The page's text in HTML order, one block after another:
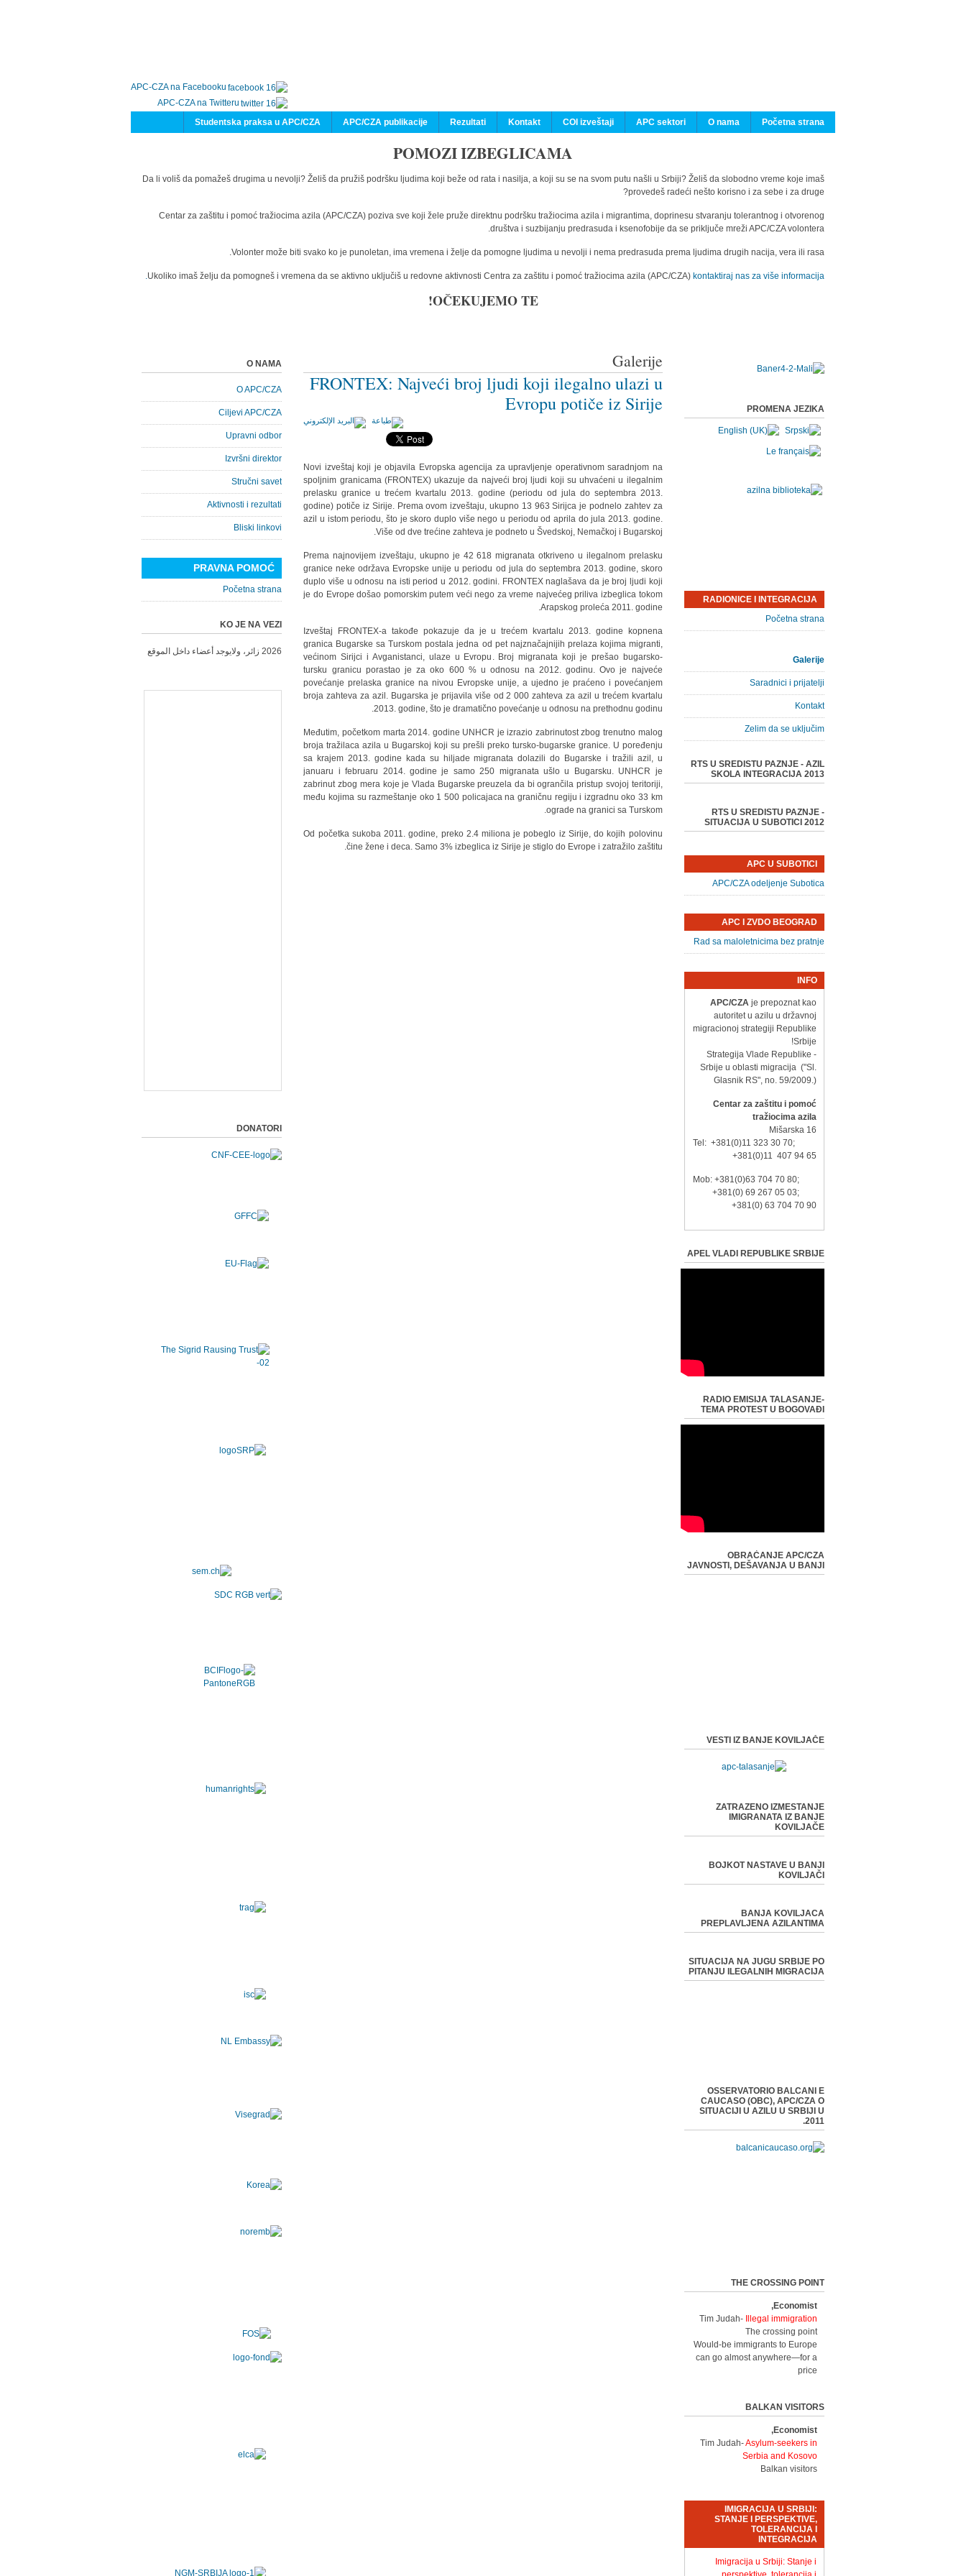
APC-CZA na Facebooku
APC-CZA na Twitteru
Početna strana
O nama
APC sektori
COI izveštaji
Kontakt
Rezultati
APC/CZA publikacije
Studentska praksa u APC/CZA
POMOZI IZBEGLICAMA
Da li voliš da pomažeš drugima u nevolji? Želiš da pružiš podršku ljudima koji beže od rata i nasilja, a koji su se na svom putu našli u Srbiji? Želiš da slobodno vreme koje imaš
provedeš radeći nešto korisno i za sebe i za druge?
Centar za zaštitu i pomoć tražiocima azila (APC/CZA) poziva sve koji žele pruže direktnu podršku tražiocima azila i migrantima, doprinesu stvaranju tolerantnog i otvorenog
društva i suzbijanju predrasuda i ksenofobije da se priključe mreži APC/CZA volontera.
Volonter može biti svako ko je punoletan, ima vremena i želje da pomogne ljudima u nevolji i nema predrasuda prema ljudima drugih nacija, vera ili rasa.
Ukoliko imaš želju da pomogneš i vremena da se aktivno uključiš u redovne aktivnosti Centra za zaštitu i pomoć tražiocima azila (APC/CZA) kontaktiraj nas za više informacija.
OČEKUJEMO TE!
Galerije
FRONTEX: Najveći broj ljudi koji ilegalno ulazi u
Evropu potiče iz Sirije
Novi izveštaj koji je objavila Evropska agencija za upravljenje operativnom saradnjom na
spoljnim granicama (FRONTEX) ukazuje da najveći broj ljudi koji su uhvaćeni u ilegalnim
prelasku granice u trećem kvartalu 2013. godine (periodu od jula do septembra 2013.
godine) potiče iz Sirije. Prema ovom izveštaju, ukupno 13 963 Sirijca je podnelo zahtev za
azil u istom periodu, što je skoro duplo više nego u periodu od aprila do jula 2013. godine.
Više od dve trećine zahteva je podneto u Švedskoj, Nemačkoj i Bugarskoj.
Prema najnovijem izveštaju, ukupno je 42 618 migranata otkriveno u ilegalnom prelasku
granice neke održava Evropske unije u periodu od jula do septembra 2013. godine, skoro
duplo više u odnosu na isti period u 2012. godini. FRONTEX naglašava da je broj ljudi koji
je do Evrope došao pomorskim putem veći nego za vreme najvećeg priliva izbeglica tokom
Arapskog proleća 2011. godine.
Izveštaj FRONTEX-a takođe pokazuje da je u trećem kvartalu 2013. godine kopnena
granica Bugarske sa Turskom postala jedna od pet najznačajnijih prelaza kojima migranti,
većinom Sirijci i Avganistanci, ulaze u Evropu. Broj migranata koji je prešao bugarsko-
tursku granicu porastao je za oko 600 % u odnosu na 2012. godinu. Ovo je najveće
povećanje prelaska granice na nivou Evropske unije, a ujedno je praćeno i povećanjem
broja zahteva za azil. Bugarska je prijavila više od 2 000 zahteva za azil u trećem kvartalu
2013. godine, što je dramatično povećanje u odnosu na prethodnu godinu.
Međutim, početkom marta 2014. godine UNHCR je izrazio zabrinutost zbog trenutno malog
broja tražilaca azila u Bugarskoj koji su prešli preko tursko-bugarske granice. U poređenju
sa krajem 2013. godine kada su hiljade migranata dolazili do Bugarske i tražili azil, u
januaru i februaru 2014. godine je samo 250 migranata ušlo u Bugarsku. UNHCR je
zabrinut zbog mera koje je Vlada Bugarske preuzela da bi ogrančila pristup svojoj teritoriji,
među kojima su razmeštanje oko 1 500 policajaca na graničnu regiju i izgradnu oko 33 km
ograde na granici sa Turskom.
Od početka sukoba 2011. godine, preko 2.4 miliona je pobeglo iz Sirije, do kojih polovinu
čine žene i deca. Samo 3% izbeglica iz Sirije je stiglo do Evrope i zatražilo zaštitu.
O NAMA
O APC/CZA
Ciljevi APC/CZA
Upravni odbor
Izvršni direktor
Stručni savet
Aktivnosti i rezultati
Bliski linkovi
PRAVNA POMOĆ
Početna strana
KO JE NA VEZI
2026 زائر، ولايوجد أعضاء داخل الموقع
DONATORI
PROMENA JEZIKA
RADIONICE I INTEGRACIJA
Početna strana
Galerije
Saradnici i prijatelji
Kontakt
Zelim da se uključim
RTS U SREDISTU PAZNJE - AZIL
SKOLA INTEGRACIJA 2013
RTS U SREDISTU PAZNJE -
SITUACIJA U SUBOTICI 2012
APC U SUBOTICI
APC/CZA odeljenje Subotica
APC I ZVDO BEOGRAD
Rad sa maloletnicima bez pratnje
INFO
APC/CZA je prepoznat kao
autoritet u azilu u državnoj
migracionoj strategiji Republike
Srbije!
- Strategija Vlade Republike
Srbije u oblasti migracija ("Sl.
Glasnik RS", no. 59/2009.)
Centar za zaštitu i pomoć
tražiocima azila
Mišarska 16
Tel: +381(0)11 323 30 70;
+381(0)11 407 94 65
Mob: +381(0)63 704 70 80;
+381(0) 69 267 05 03;
+381(0) 63 704 70 90
APEL VLADI REPUBLIKE SRBIJE
RADIO EMISIJA TALASANJE-
TEMA PROTEST U BOGOVAĐI
OBRAĆANJE APC/CZA
JAVNOSTI, DEŠAVANJA U BANJI
VESTI IZ BANJE KOVILJAČE
ZATRAZENO IZMESTANJE
IMIGRANATA IZ BANJE
KOVILJAČE
BOJKOT NASTAVE U BANJI
KOVILJAČI
BANJA KOVILJACA
PREPLAVLJENA AZILANTIMA
SITUACIJA NA JUGU SRBIJE PO
PITANJU ILEGALNIH MIGRACIJA
OSSERVATORIO BALCANI E
CAUCASO (OBC), APC/CZA O
SITUACIJI U AZILU U SRBIJI U
2011.
THE CROSSING POINT
Economist,
Tim Judah-
Illegal immigration
The crossing point
Would-be immigrants to Europe
can go almost anywhere—for a
price
BALKAN VISITORS
Economist,
Tim Judah-Asylum-seekers in
Serbia and Kosovo
Balkan visitors
IMIGRACIJA U SRBIJI:
STANJE I PERSPEKTIVE,
TOLERANCIJA I
INTEGRACIJA
Imigracija u Srbiji: Stanje i